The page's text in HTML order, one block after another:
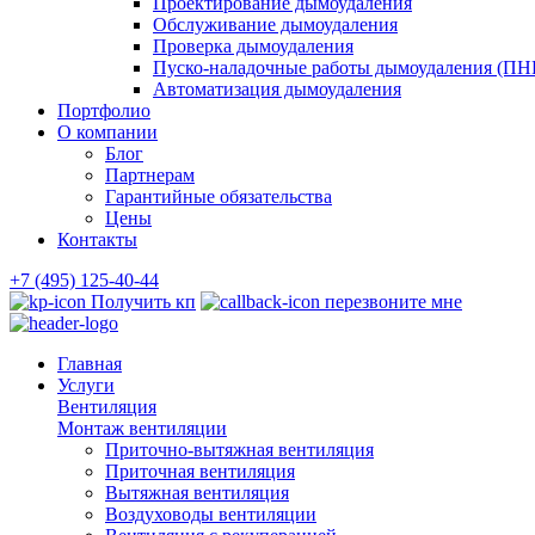
Обслуживание дымоудаления
Проверка дымоудаления
Пуско-наладочные работы дымоудаления
Автоматизация дымоудаления
Портфолио
О компании
Блог
Партнерам
Гарантийные обязательства
Цены
Контакты
+7 (495) 125-40-44
Получить кп
перезвоните мне
Главная
Услуги
Вентиляция
Монтаж вентиляции
Приточно-вытяжная вентиляция
Приточная вентиляция
Вытяжная вентиляция
Воздуховоды вентиляции